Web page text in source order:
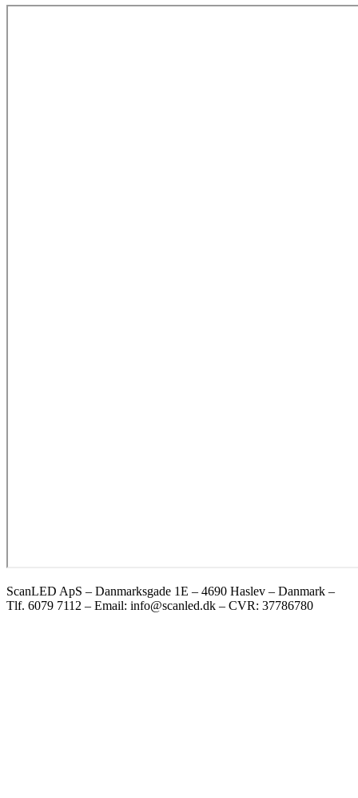
ScanLED ApS – Danmarksgade 1E – 4690 Haslev – Danmark –
Tlf. 6079 7112 – Email: info@scanled.dk – CVR: 37786780